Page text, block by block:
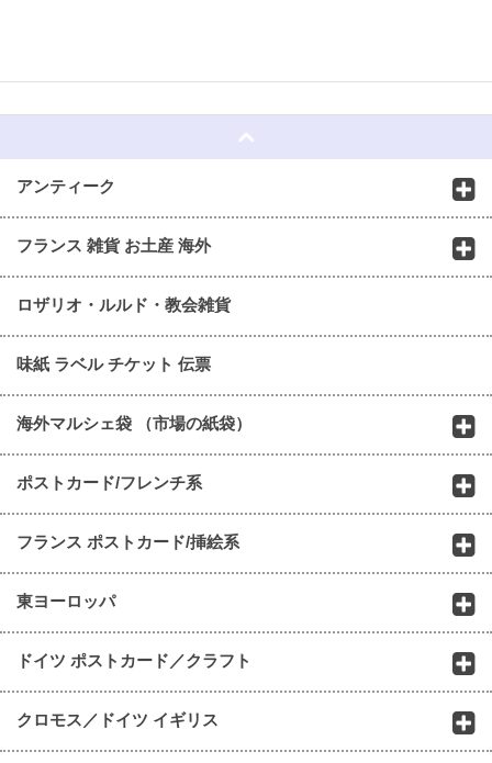
アンティーク
フランス 雑貨 お土産 海外
ロザリオ・ルルド・教会雑貨
味紙 ラベル チケット 伝票
海外マルシェ袋 （市場の紙袋）
ポストカード/フレンチ系
フランス ポストカード/挿絵系
東ヨーロッパ
ドイツ ポストカード／クラフト
クロモス／ドイツ イギリス